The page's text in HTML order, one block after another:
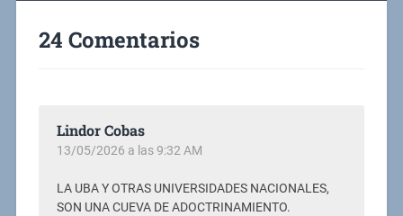
24 Comentarios
Lindor Cobas
13/05/2026 a las 9:32 AM
LA UBA Y OTRAS UNIVERSIDADES NACIONALES,
SON UNA CUEVA DE ADOCTRINAMIENTO.